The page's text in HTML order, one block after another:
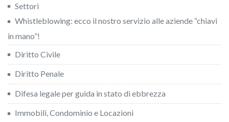
Settori
Whistleblowing: ecco il nostro servizio alle aziende “chiavi
in mano”!
Diritto Civile
Diritto Penale
Difesa legale per guida in stato di ebbrezza
Immobili, Condominio e Locazioni